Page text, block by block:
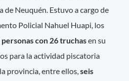
de Neuquén. Estuvo a cargo de
Policial Nahuel Huapi, los
personas con 26 truchasen su
para la actividad piscatoria
provincia, entre ellos,seis